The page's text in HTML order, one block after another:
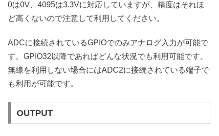
0は0V、4095は3.3Vに対応していますが、精度はそれほ
ど高くないので注意して利用してください。
ADCに接続されているGPIOでのみアナログ入力が可能で
す。GPIO32以降であればどんな状況でも利用可能です。
無線を利用しない場合にはADC2に接続されている端子で
も利用が可能です。
OUTPUT